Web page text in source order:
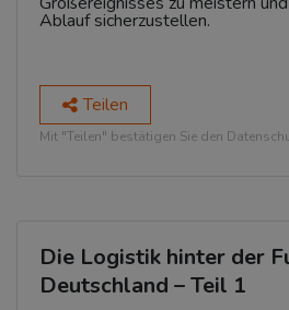
Ablauf sicherzustellen.
Teilen
Mit "Teilen" bestätigen Sie den
Die Logistik hinter der
Deutschland – Teil 1